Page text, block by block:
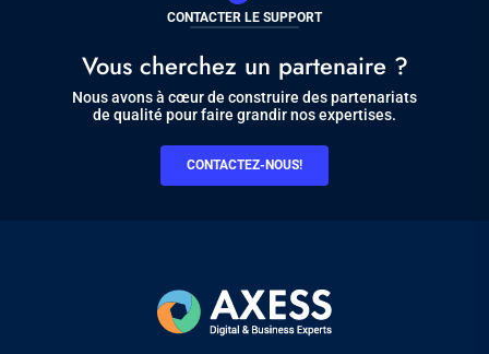
CONTACTER LE SUPPORT
Vous cherchez un partenaire ?
Nous avons à cœur de construire des partenariats
de qualité pour faire grandir nos expertises.
CONTACTEZ-NOUS!